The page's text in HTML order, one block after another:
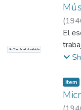
No Thumbnail Available
(
El
Item